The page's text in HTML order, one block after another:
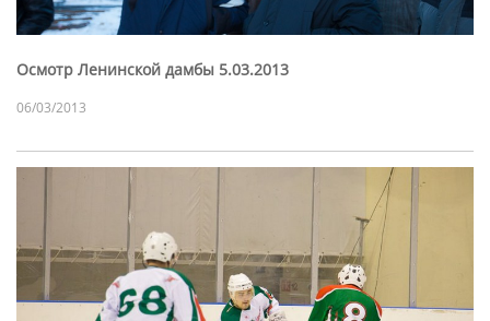
Осмотр Ленинской дамбы 5.03.2013
06/03/2013